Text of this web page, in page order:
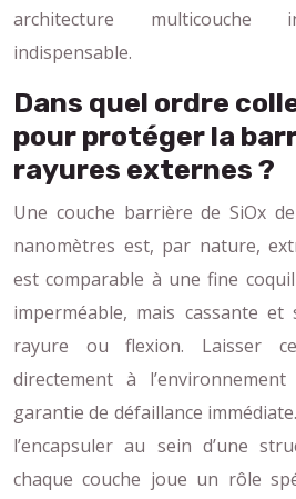
architecture multicouche
indispensable.
Dans quel ordre
pour protéger la
rayures externes ?
Une couche barrière de SiOx
nanomètres est, par nature,
est comparable à une fine
imperméable, mais cassante
rayure ou flexion. Laisser
directement à
garantie de défaillance
l’encapsuler au sein d’une
chaque couche joue un rôle